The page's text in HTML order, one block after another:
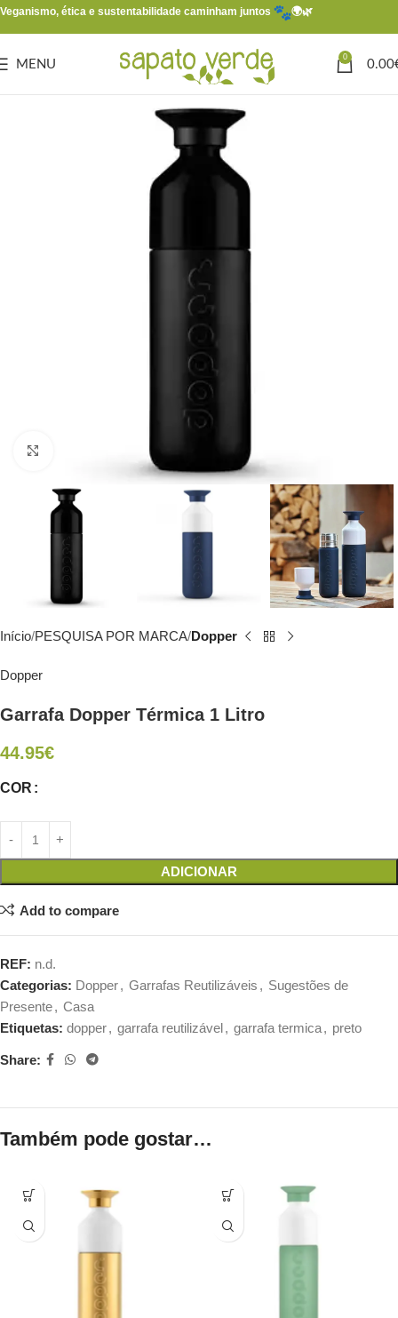
Veganismo, ética e sustentabilidade caminham juntos 🌍🌿
MENU
0
0.00
Início PESQUISA POR MARCA Dopper
Dopper
Garrafa Dopper Térmica 1 Litro
44.95€
COR
ADICIONAR
Add to compare
REF: n.d.
Categorias: Dopper, Garrafas Reutilizáveis , Sugestões de
Presente, Casa
Etiquetas: dopper, garrafa reutilizável, garrafa termica, preto
Share:
Também pode gostar…